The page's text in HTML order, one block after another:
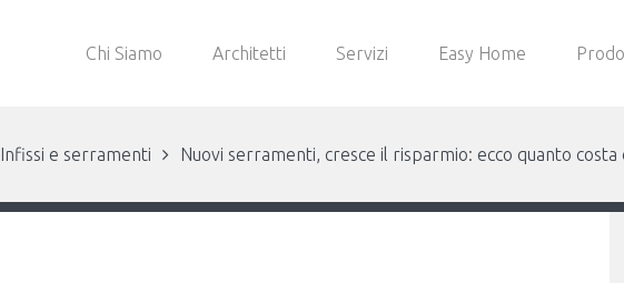
Chi Siamo Architetti Servizi Easy Home
Infissi e serramenti Nuovi serramenti, cresce il risparmio: ecco quanto